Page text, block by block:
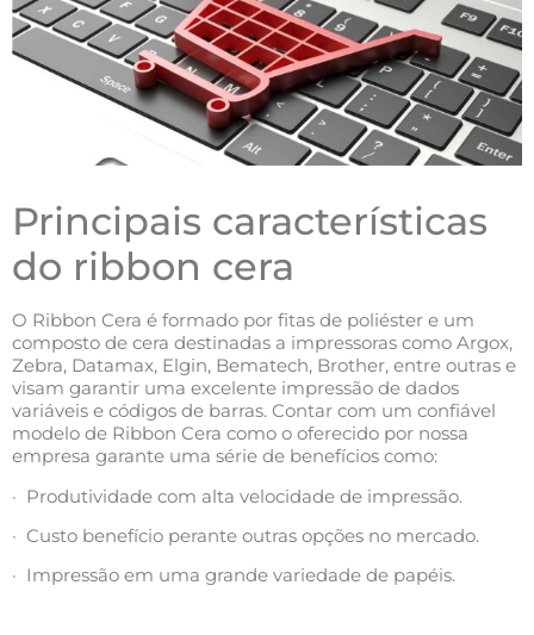
Principais características
do ribbon cera
O Ribbon Cera é formado por fitas de poliéster e um
composto de cera destinadas a impressoras como Argox,
Zebra, Datamax, Elgin, Bematech, Brother, entre outras e
visam garantir uma excelente impressão de dados
variáveis e códigos de barras. Contar com um confiável
modelo de Ribbon Cera como o oferecido por nossa
empresa garante uma série de benefícios como:
· Produtividade com alta velocidade de impressão.
· Custo benefício perante outras opções no mercado.
· Impressão em uma grande variedade de papéis.